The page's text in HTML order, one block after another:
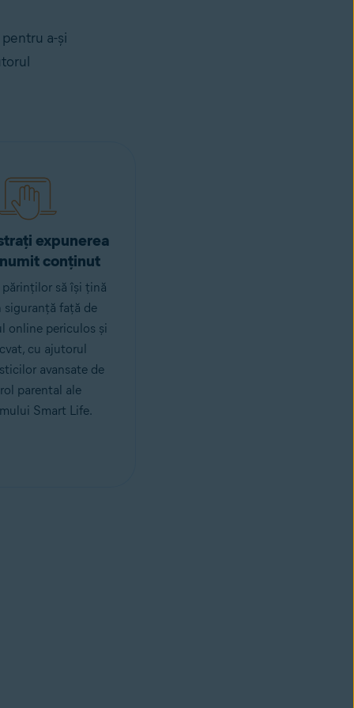
a-și
expunerea
conținut
să își țină
siguranță față de
online periculos și
cu ajutorul
avansate de
parental ale
Smart Life.